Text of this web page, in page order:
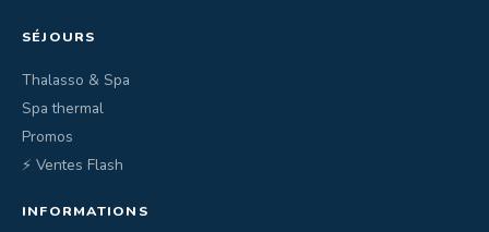
SÉJOURS
Thalasso & Spa
Spa thermal
Promos
⚡ Ventes Flash
INFORMATIONS